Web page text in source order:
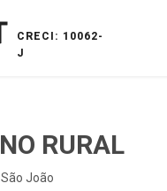
CRECI: 10062-
J
RURAL
João